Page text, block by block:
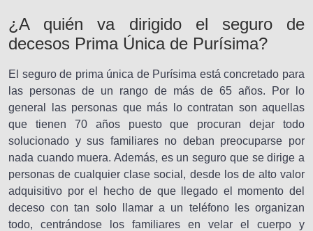
¿A quién va dirigido el seguro de
decesos Prima Única de Purísima?
El seguro de prima única de Purísima está concretado para
las personas de un rango de más de 65 años. Por lo
general las personas que más lo contratan son aquellas
que tienen 70 años puesto que procuran dejar todo
solucionado y sus familiares no deban preocuparse por
nada cuando muera. Además, es un seguro que se dirige a
personas de cualquier clase social, desde los de alto valor
adquisitivo por el hecho de que llegado el momento del
deceso con tan solo llamar a un teléfono les organizan
todo, centrándose los familiares en velar el cuerpo y